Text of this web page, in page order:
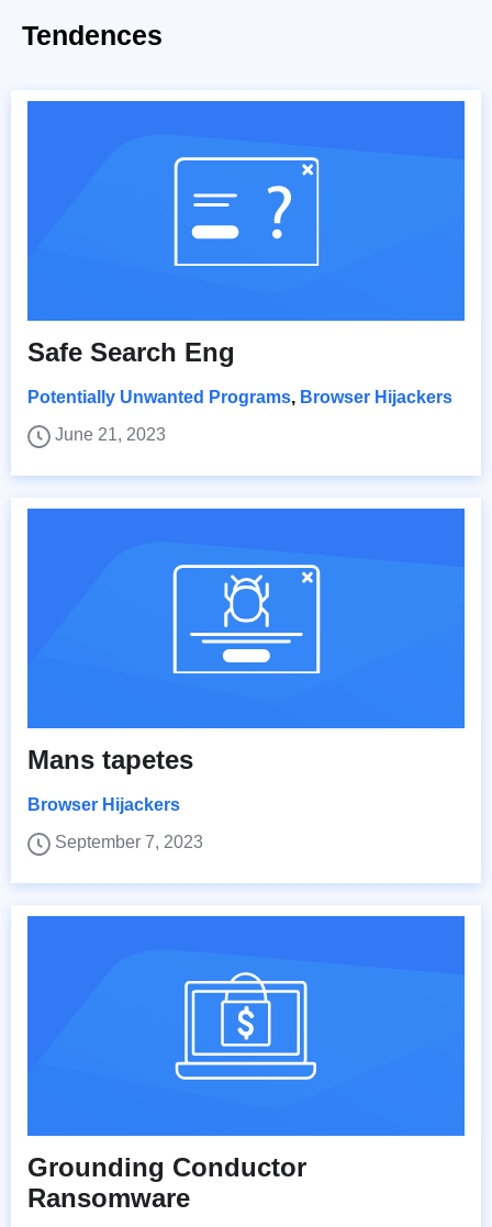
Tendences
Safe Search Eng
Potentially Unwanted Programs, Browser Hijackers
June 21, 2023
Mans tapetes
Browser Hijackers
September 7, 2023
Grounding Conductor
Ransomware